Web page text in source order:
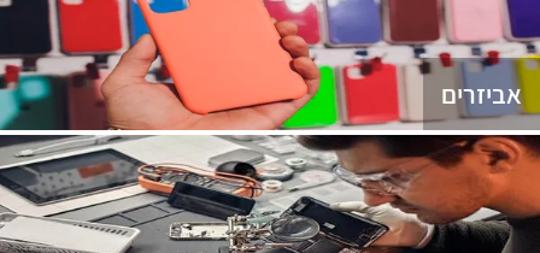
אביזרים